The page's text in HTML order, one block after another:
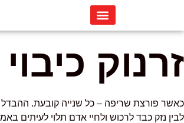
זרנוק
כאשר פורצת שריפה – כל שנייה קובעת. ההבדל
לבין נזק כבד לרכוש ולחיי אדם תלוי לעיתים